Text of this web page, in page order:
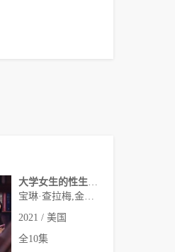
2021 / 美国
全10集